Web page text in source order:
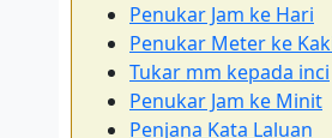
Penukar Jam ke Hari
Penukar Meter ke
Tukar mm kepada inci
Penukar Jam ke Minit
Penjana Kata Laluan